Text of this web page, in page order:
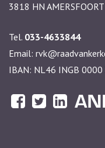
3818 HN AMERSFOORT
Tel. 033-4633844
Email:
IBAN: NL46 INGB